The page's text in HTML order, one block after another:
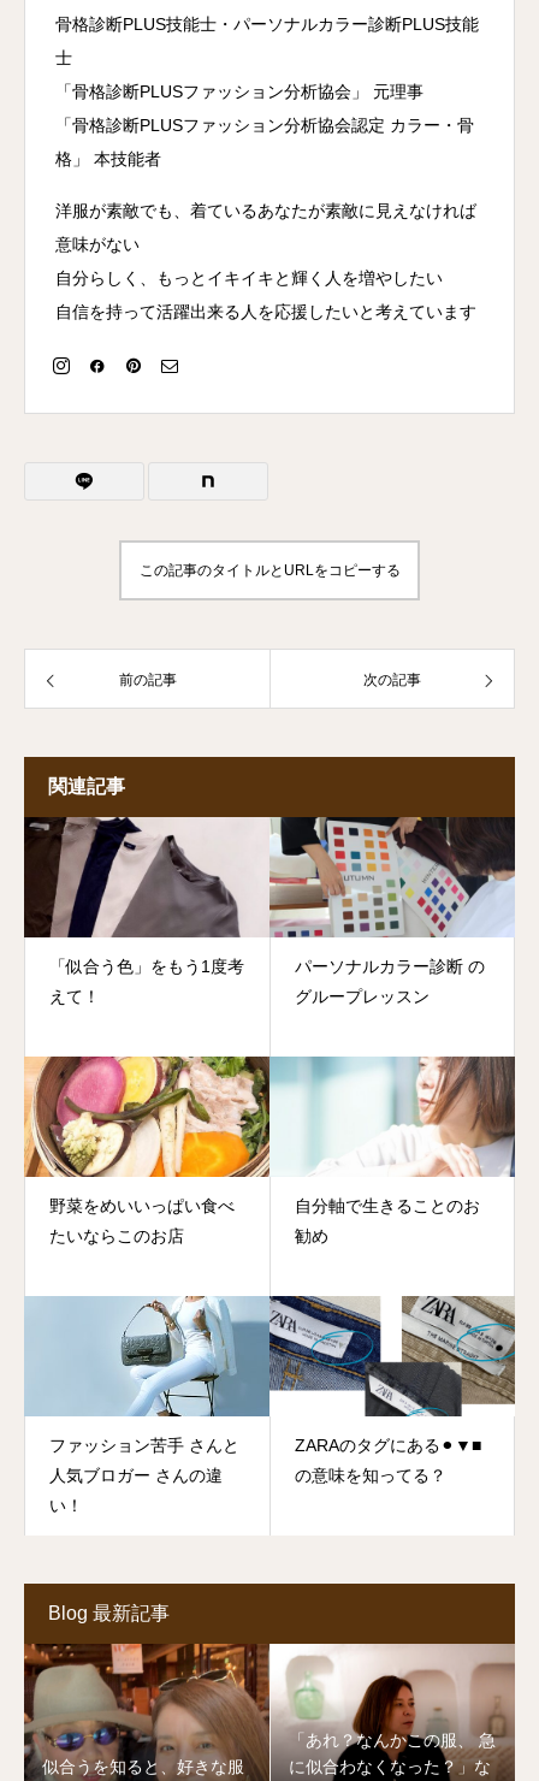
骨格診断PLUS技能士・パーソナルカラー診断PLUS技能
士
「骨格診断PLUSファッション分析協会」 元理事
「骨格診断PLUSファッション分析協会認定 カラー・骨
格」 本技能者
洋服が素敵でも、着ているあなたが素敵に見えなければ
意味がない
自分らしく、もっとイキイキと輝く人を増やしたい
自信を持って活躍出来る人を応援したいと考えています
この記事のタイトルとURLをコピーする
前の記事 次の記事
関連記事
「似合う色」をもう1度考
えて！
パーソナルカラー診断 の
グループレッスン
野菜をめいいっぱい食べ
たいならこのお店
自分軸で生きることのお
勧め
ファッション苦手 さんと
人気ブロガー さんの違
い！
ZARAのタグにある⚫︎▼■
の意味を知ってる？
Blog 最新記事
似合うを知ると、好きな服
「あれ？なんかこの服、 急
に似合わなくなった？」な